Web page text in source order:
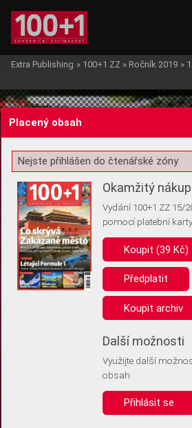
Žádost o souhlas s ukládáním
Pro základní fungování webu
(tzv. cookies apod.). Rádi bychom vás ale
uložením volitelných informací:
Anonymní unikátní ID
Díky němu příště poznáme, že se jedná o
Identifikátor je zcela anonymní.
Vaše souhlasy a odmítnutí si ukládáme do
vás už příště znovu neptali. Můžete je
Extra Publishing » 100+1 ZZ » Ročník 2019 »
Placený obsah
Nejste přihlášen do čtenářské zóny
Okamžitý nákup
Vydání 100+1 ZZ 15/
pomocí platební karty
Koupit (39 Kč)
Předplatit
Koupit archiv
Další možnosti
Využijte další
obsah
Přihlásit se